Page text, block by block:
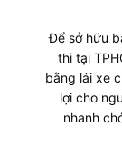
Để sở hữu
thi tại
bằng lái xe
lợi cho
nhanh